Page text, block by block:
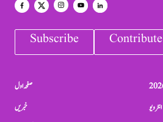
Subscribe Contribute
صفحہ اول
خبریں
انٹرویو